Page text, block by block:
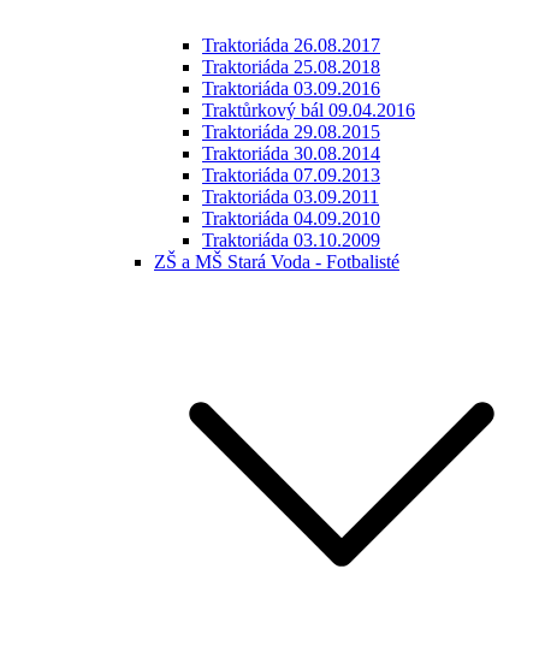
Traktoriáda 26.08.2017
Traktoriáda 25.08.2018
Traktoriáda 03.09.2016
Traktůrkový bál 09.04.2016
Traktoriáda 29.08.2015
Traktoriáda 30.08.2014
Traktoriáda 07.09.2013
Traktoriáda 03.09.2011
Traktoriáda 04.09.2010
Traktoriáda 03.10.2009
ZŠ a MŠ Stará Voda - Fotbalisté